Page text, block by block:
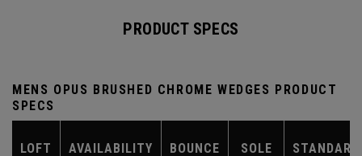
PRODUCT SPECS
MENS OPUS BRUSHED CHROME WEDGES PRODUCT
SPECS
LOFT AVAILABILITY BOUNCE SOLE